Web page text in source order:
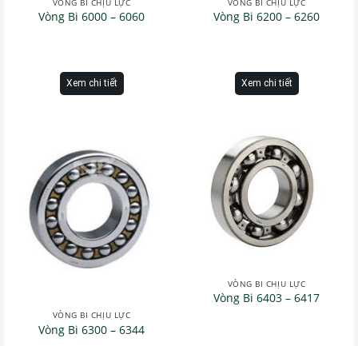
Vòng Bi 6000 – 6060
Xem chi tiết
Vòng Bi 6200 – 6260
Xem chi tiết
VÒNG BI CHỊU LỰC
Vòng Bi 6300 – 6344
VÒNG BI CHỊU LỰC
Vòng Bi 6403 – 6417